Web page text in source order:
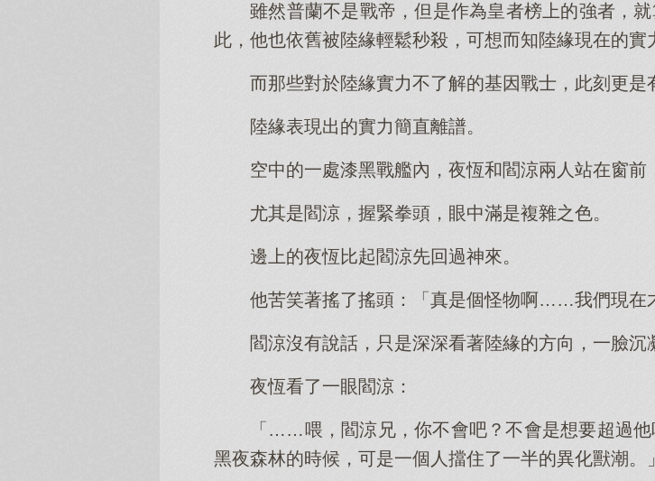
雖然普蘭不是戰帝，但是作為皇者榜上的強者，
此，他也依舊被陸緣輕鬆秒殺，可想而知陸緣現在的實
而那些對於陸緣實力不了解的基因戰士，此刻更是
陸緣表現出的實力簡直離譜。
空中的一處漆黑戰艦內，夜恆和閻涼兩人站在窗前
尤其是閻涼，握緊拳頭，眼中滿是複雜之色。
邊上的夜恆比起閻涼先回過神來。
他苦笑著搖了搖頭：「真是個怪物啊……我們現在
閻涼沒有說話，只是深深看著陸緣的方向，一臉沉
夜恆看了一眼閻涼：
「……喂，閻涼兄，你不會吧？不會是想要超過
黑夜森林的時候，可是一個人擋住了一半的異化獸潮。」